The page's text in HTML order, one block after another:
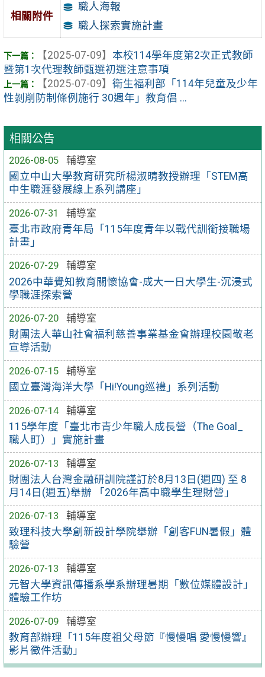
相關公告
2026-08-05
輔導室
國立中山大學教育研究所楊淑晴教授辦理「STEM高
中生職涯發展線上系列講座」
2026-07-31
輔導室
臺北市政府青年局「115年度青年以戰代訓銜接職場
計畫」
2026-07-29
輔導室
2026中華覺知教育關懷協會-成大一日大學生-沉浸式
學職涯探索營
2026-07-20
輔導室
財團法人華山社會福利慈善事業基金會辦理校園敬老
宣導活動
2026-07-15
輔導室
國立臺灣海洋大學「Hi!Young巡禮」系列活動
2026-07-14
輔導室
115學年度「臺北市青少年職人成長營（The Goal_
職人町）」實施計畫
2026-07-13
輔導室
財團法人台灣金融研訓院謹訂於8月13日(週四) 至 8
月14日(週五)舉辦 「2026年高中職學生理財營」
2026-07-13
輔導室
致理科技大學創新設計學院舉辦「創客FUN暑假」體
驗營
2026-07-13
輔導室
元智大學資訊傳播系學系辦理暑期「數位媒體設計」
體驗工作坊
2026-07-09
輔導室
教育部辦理「115年度祖父母節『慢慢唱 愛慢慢響』
影片徵件活動」
相關附件
職人海報
職人探索實施計畫
【2025-07-09】 本校114學年度第2次正式教師
暨第1次代理教師甄選初選注意事項
【2025-07-09】 衛生福利部「114年兒童及少年
性剝削防制條例施行 30週年」教育倡 ...